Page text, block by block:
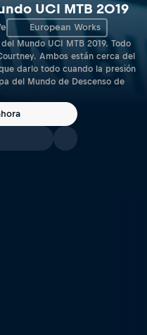
UCI MTB 2019
European Works
Mundo UCI MTB 2019. Todo
Ambos están cerca del
darlo todo cuando la presión
del Mundo de Descenso de